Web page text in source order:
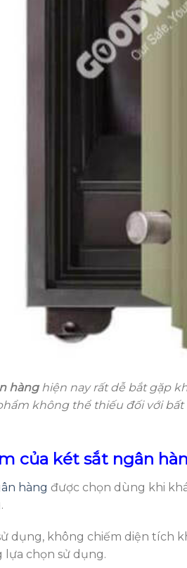
hànghiện nay rất dễ bắt gặp
không thể thiếu đối với
của két sắt ngân
hàng được chọn dùng khi
dụng, không chiếm diện tích
lựa chọn sử dụng.